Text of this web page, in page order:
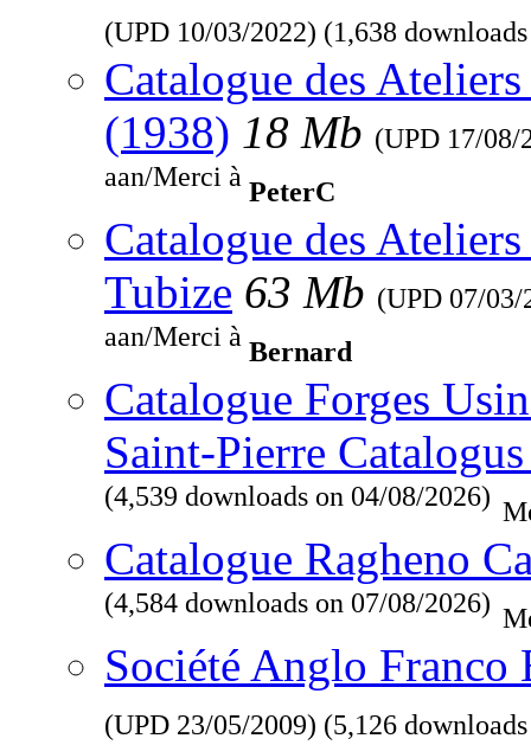
(UPD 10/03/2022) (1,638
Catalogue des
(1938) 18 Mb (UPD 17/08/
aan/Merci à PeterC
Catalogue des
Tubize 63 Mb (UPD 07/03/
aan/Merci à Bernard
Catalogue Forges
Saint-Pierre
(4,539 downloads on 04/08/2026)
Catalogue Ragheno
(4,584 downloads on 07/08/2026)
Société Anglo
(UPD 23/05/2009) (5,126